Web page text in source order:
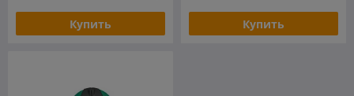
Купить Купить